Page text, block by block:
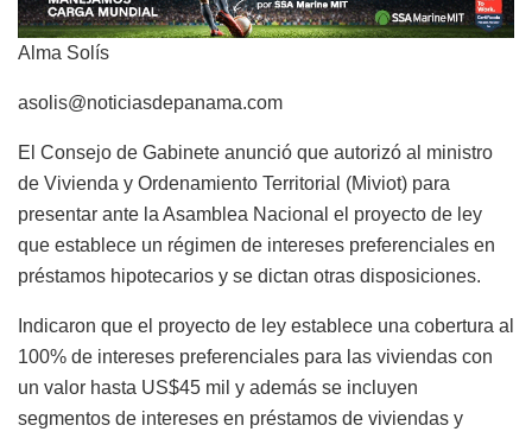
Alma Solís
asolis@noticiasdepanama.com
El Consejo de Gabinete anunció que autorizó al ministro
de Vivienda y Ordenamiento Territorial (Miviot) para
presentar ante la Asamblea Nacional el proyecto de ley
que establece un régimen de intereses preferenciales en
préstamos hipotecarios y se dictan otras disposiciones.
Indicaron que el proyecto de ley establece una cobertura al
100% de intereses preferenciales para las viviendas con
un valor hasta US$45 mil y además se incluyen
segmentos de intereses en préstamos de viviendas y